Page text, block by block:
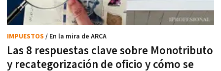
Las 8 respuestas clave sobre Monotributo
y recategorización de oficio y cómo se
IMPUESTOS / En la mira de ARCA